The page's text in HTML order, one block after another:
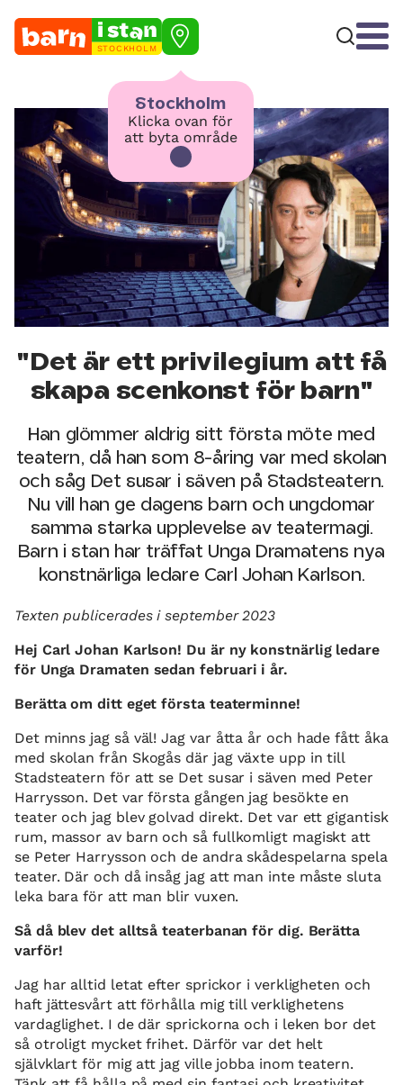
STOCKHOLM
Stockholm
Klicka ovan för
att byta område
"Det är ett privilegium att få
skapa scenkonst för barn"
Han glömmer aldrig sitt första möte med
teatern, då han som 8-åring var med skolan
och såg Det susar i säven på Stadsteatern.
Nu vill han ge dagens barn och ungdomar
samma starka upplevelse av teatermagi.
Barn i stan har träffat Unga Dramatens nya
konstnärliga ledare Carl Johan Karlson.
Texten publicerades i september 2023
Hej Carl Johan Karlson! Du är ny konstnärlig ledare
för Unga Dramaten sedan februari i år.
Berätta om ditt eget första teaterminne!
Det minns jag så väl! Jag var åtta år och hade fått åka
med skolan från Skogås där jag växte upp in till
Stadsteatern för att se Det susar i säven med Peter
Harrysson. Det var första gången jag besökte en
teater och jag blev golvad direkt. Det var ett gigantisk
rum, massor av barn och så fullkomligt magiskt att
se Peter Harrysson och de andra skådespelarna spela
teater. Där och då insåg jag att man inte måste sluta
leka bara för att man blir vuxen.
Så då blev det alltså teaterbanan för dig. Berätta
varför!
Jag har alltid letat efter sprickor i verkligheten och
haft jättesvårt att förhålla mig till verklighetens
vardaglighet. I de där sprickorna och i leken bor det
så otroligt mycket frihet. Därför var det helt
självklart för mig att jag ville jobba inom teatern.